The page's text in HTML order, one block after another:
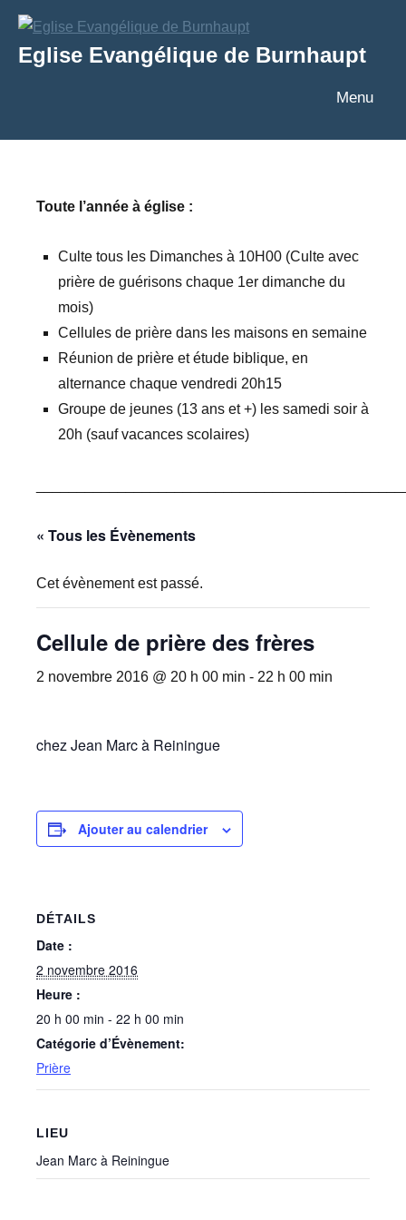
Aller
contenu
Eglise Evangélique de Burnhaupt
Texte
Menu
Toute l’année à église :
Culte tous les Dimanches à 10H00 (Culte avec
prière de guérisons chaque 1er dimanche du
mois)
Cellules de prière dans les maisons en semaine
Réunion de prière et étude biblique, en
alternance chaque vendredi 20h15
Groupe de jeunes (13 ans et +) les samedi soir à
20h (sauf vacances scolaires)
« Tous les Évènements
Cet évènement est passé.
Cellule de prière des frères
2 novembre 2016 @ 20 h 00 min - 22 h 00 min
chez Jean Marc à Reiningue
Ajouter au calendrier
DÉTAILS
Date :
2 novembre 2016
Heure :
20 h 00 min - 22 h 00 min
Catégorie d’Évènement:
Prière
LIEU
Jean Marc à Reiningue